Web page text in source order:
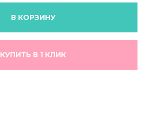
В КОРЗИНУ
КУПИТЬ В 1 КЛИК